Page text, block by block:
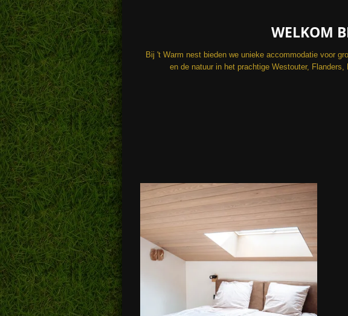
WELKOM
Bij 't Warm nest bieden we unieke accommodatie voor
en de natuur in het prachtige Westouter,